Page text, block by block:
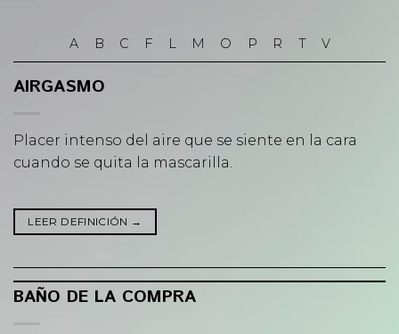
A B C F L M O P R T V
AIRGASMO
Placer intenso del aire que se siente en la cara
cuando se quita la mascarilla.
LEER DEFINICIÓN →
BAÑO DE LA COMPRA